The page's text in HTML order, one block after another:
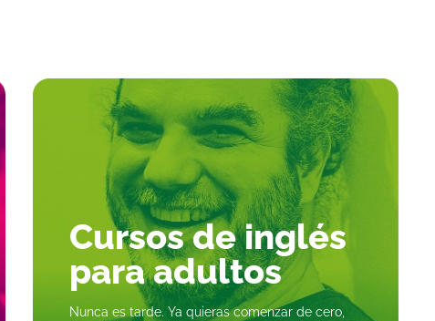
Cursos de inglés
paraadultos
Nunca es tarde. Ya quieras comenzar de cero,